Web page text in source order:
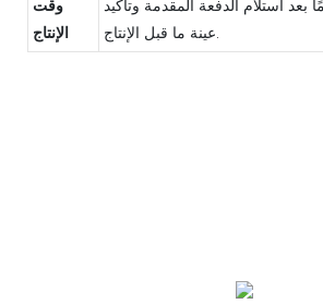
وقت
الإنتاج
18 إلى 30 يومًا بعد استلام الدفعة المقدمة وتأكيد
عينة ما قبل الإنتاج.